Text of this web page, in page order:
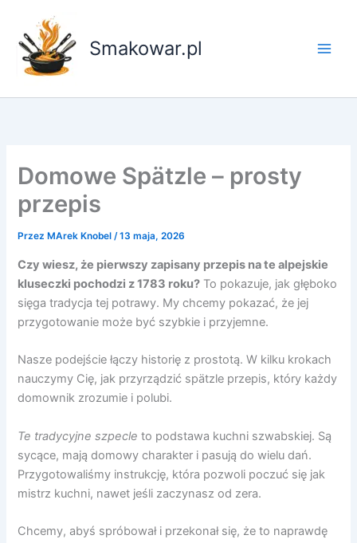
treści
Smakowar.pl
Domowe Spätzle – prosty
przepis
Przez MArek Knobel/13 maja, 2026
Czy wiesz, że pierwszy zapisany przepis na te alpejskie
kluseczki pochodzi z 1783 roku? To pokazuje, jak głęboko
sięga tradycja tej potrawy. My chcemy pokazać, że jej
przygotowanie może być szybkie i przyjemne.
Nasze podejście łączy historię z prostotą. W kilku krokach
nauczymy Cię, jak przyrządzić spätzle przepis, który każdy
domownik zrozumie i polubi.
Te tradycyjne szpecle to podstawa kuchni szwabskiej. Są
sycące, mają domowy charakter i pasują do wielu dań.
Przygotowaliśmy instrukcję, która pozwoli poczuć się jak
mistrz kuchni, nawet jeśli zaczynasz od zera.
Chcemy, abyś spróbował i przekonał się, że to naprawdę